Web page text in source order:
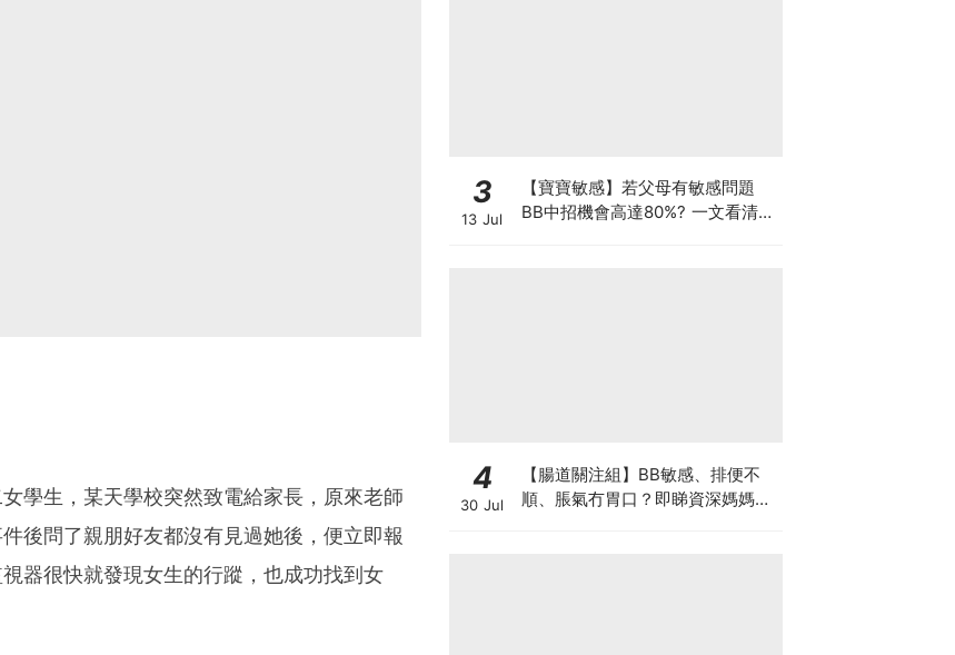
學生，某天學校突然致電給家長，原來老師
後問了親朋好友都沒有見過她後，便立即報
器很快就發現女生的行蹤，也成功找到女
3
13 Jul
【寶寶敏感】若父母有敏感問題
BB中招機會高達80%? 一文看清預
4
30 Jul
【腸道關注組】BB敏感、排便不
順、脹氣冇胃口？即睇資深媽媽分